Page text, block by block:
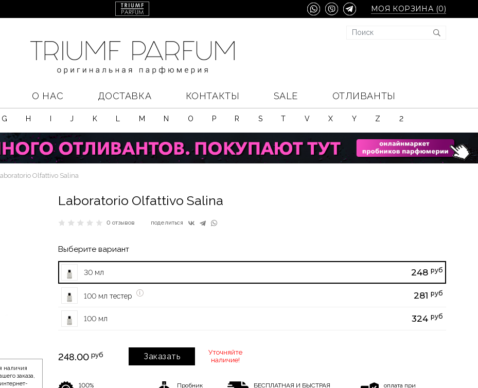
МОЯ КОРЗИНА (0)
О НАС ДОСТАВКА КОНТАКТЫ SALE ОТЛИВАНТЫ
G H J K M N O P R S T V X Y Z 2
Olfattivo Salina
наличия
заказа,
Laboratorio Olfattivo Salina
0 отзывов поделиться
Выберите вариант
30 мл 248 руб
100 мл тестер 281 руб
100 мл 324 руб
248.00 руб Заказать
Уточняйте
наличие!
100%
Пробник
БЕСПЛАТНАЯ И БЫСТРАЯ
оплата при